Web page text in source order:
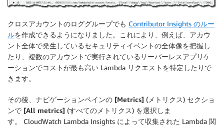
クロスアカウントのロググループでも Contributor Insights のルー
ルを作成できるようになりました。これにより、例えば、アカウ
ント全体で発生しているセキュリティイベントの全体像を把握し
たり、複数のアカウントで実行されているサーバーレスアプリケ
ーションでコストが最も高い Lambda リクエストを特定したりで
きます。
その後、ナビゲーションペインの [Metrics] (メトリクス) セクショ
ンで [All metrics] (すべてのメトリクス) を選択しま
す。 CloudWatch Lambda Insights によって収集された Lambda 関